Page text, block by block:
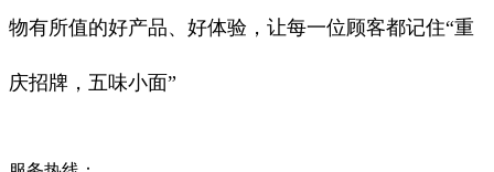
物有所值的好产品、好体验，让每一位顾客都记住“重
庆招牌，五味小面”